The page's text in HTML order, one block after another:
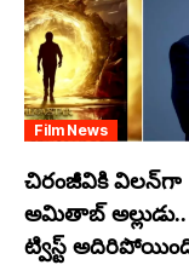
Film News
చిరంజీవికి విలన్‌గా
అమితాబ్
ట్విస్ట్